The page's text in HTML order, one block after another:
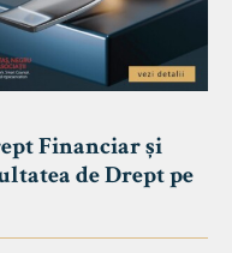
Financiar și
de Drept pe